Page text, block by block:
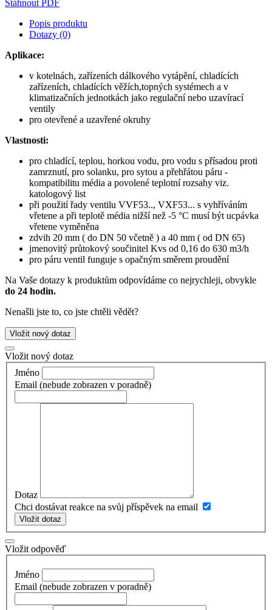
Stáhnout PDF
Popis produktu
Dotazy (0)
Aplikace:
v kotelnách, zařízeních dálkového vytápění, chladících
zařízeních, chladících věžích,topných systémech a v
klimatizačních jednotkách jako regulační nebo uzavírací
ventily
pro otevřené a uzavřené okruhy
Vlastnosti:
pro chladící, teplou, horkou vodu, pro vodu s přísadou proti
zamrznutí, pro solanku, pro sytou a přehřátou páru -
kompatibilitu média a povolené teplotní rozsahy viz.
katologový list
při použití řady ventilu VVF53.., VXF53... s vyhříváním
vřetene a při teplotě média nižší než -5 °C musí být ucpávka
vřetene vyměněna
zdvih 20 mm ( do DN 50 včetně ) a 40 mm ( od DN 65)
jmenovitý průtokový součinitel Kvs od 0,16 do 630 m3/h
pro páru ventil funguje s opačným směrem proudění
Na Vaše dotazy k produktům odpovídáme co nejrychleji, obvykle
do 24 hodin.
Nenašli jste to, co jste chtěli vědět?
Vložit nový dotaz
Vložit nový dotaz
Jméno
Email (nebude zobrazen v poradně)
Dotaz
Chci dostávat reakce na svůj příspěvek na email
Vložit dotaz
Vložit odpověď
Jméno
Email (nebude zobrazen v poradně)